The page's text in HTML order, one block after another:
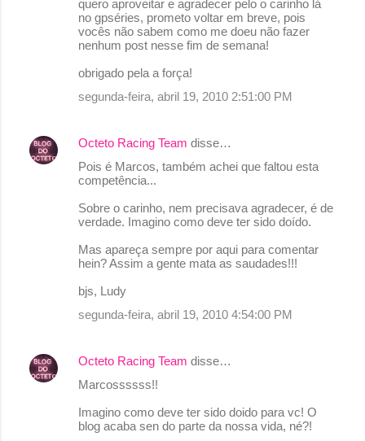
o
s
quero aproveitar e agradecer pelo o carinho lá
no gpséries, prometo voltar em breve, pois
vocês não sabem como me doeu não fazer
nenhum post nesse fim de semana!
obrigado pela a força!
segunda-feira, abril 19, 2010 2:51:00 PM
Octeto Racing Team disse…
Pois é Marcos, também achei que faltou esta
competência...
Sobre o carinho, nem precisava agradecer, é de
verdade. Imagino como deve ter sido doído.
Mas apareça sempre por aqui para comentar
hein? Assim a gente mata as saudades!!!
bjs, Ludy
segunda-feira, abril 19, 2010 4:54:00 PM
Octeto Racing Team disse…
Marcossssss!!
Imagino como deve ter sido doido para vc! O
blog acaba sen do parte da nossa vida, né?!